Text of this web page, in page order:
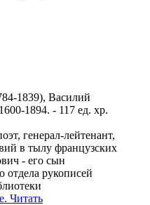
1839), Василий
1894. - 117 ед. хр.
генерал-лейтенант,
в тылу французских
- его сын
отдела рукописей
Читать